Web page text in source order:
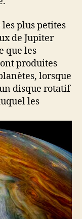
plus petites
de Jupiter
que les
produites
lorsque
disque rotatif
les